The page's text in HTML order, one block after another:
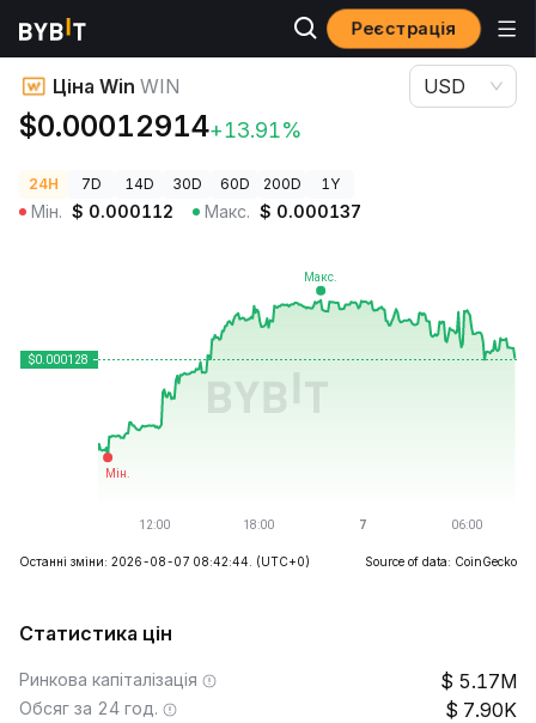
Реєстрація
Ціни криптовалют
Ціна Win WIN
$0.00012914+13.91%
USD
24H 7D 14D 30D 60D 200D 1Y
Мін. $ 0.000112 Макс. $ 0.000137
Останні зміни: 2026-08-07 08:42:44. (UTC+0) Source of data: CoinGecko
Статистика цін
Ринкова капіталізація 5.17M
Обсяг за 24 год. 7.90K